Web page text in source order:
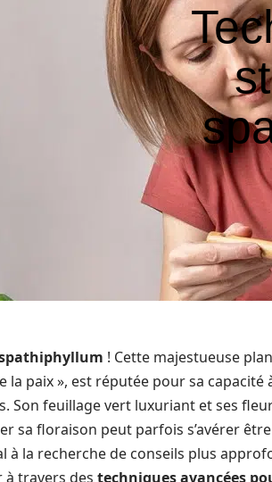
! Cette majestueuse
la paix », est réputée pour sa
Son feuillage vert luxuriant et ses
sa floraison peut parfois s’avérer
à la recherche de conseils plus
à travers des techniques avancées